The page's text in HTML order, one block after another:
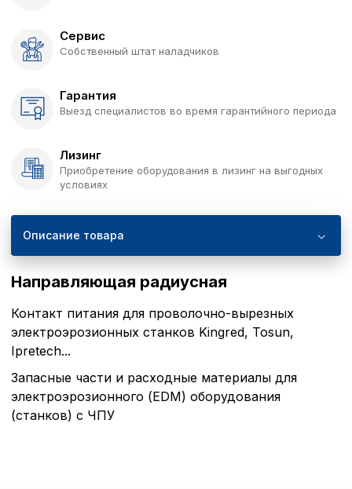
Сервис
Собственный штат наладчиков
Гарантия
Выезд специалистов во время гарантийного периода
Лизинг
Приобретение оборудования в лизинг на выгодных
условиях
Описание товара
Направляющая радиусная
Контакт питания для проволочно-вырезных
электроэрозионных станков Kingred, Tosun,
Ipretech...
Запасные части и расходные материалы для
электроэрозионного (EDM) оборудования
(станков) с ЧПУ